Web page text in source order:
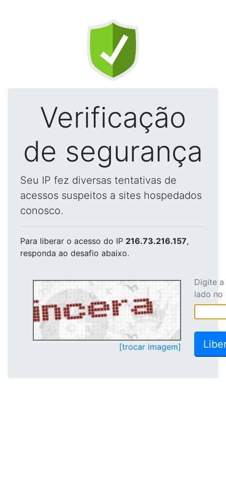
Verificação
de segurança
Seu IP fez diversas tentativas de
acessos suspeitos a sites hospedados
conosco.
Para liberar o acesso do IP 216.73.216.157,
responda ao desafio abaixo.
[trocar imagem]
Digite
lado no